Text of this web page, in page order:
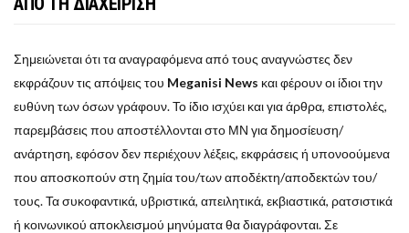
Σημειώνεται ότι τα αναγραφόμενα από τους αναγνώστες δεν
εκφράζουν τις απόψεις του Meganisi News και φέρουν οι ίδιοι την
ευθύνη των όσων γράφουν. Το ίδιο ισχύει και για άρθρα, επιστολές,
παρεμβάσεις που αποστέλλονται στο ΜΝ για δημοσίευση/
ανάρτηση, εφόσον δεν περιέχουν λέξεις, εκφράσεις ή υπονοούμενα
που αποσκοπούν στη ζημία του/των αποδέκτη/αποδεκτών του/
τους. Τα συκοφαντικά, υβριστικά, απειλητικά, εκβιαστικά, ρατσιστικά
ή κοινωνικού αποκλεισμού μηνύματα θα διαγράφονται. Σε